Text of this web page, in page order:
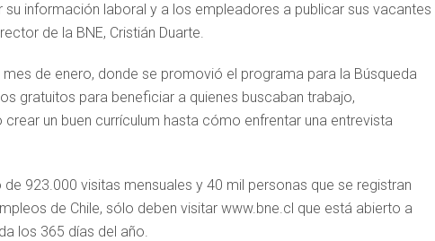
información laboral y a los empleadores a publicar sus vacantes
de la BNE, Cristián Duarte.
de enero, donde se promovió el programa para la Búsqueda
gratuitos para beneficiar a quienes buscaban trabajo,
un buen currículum hasta cómo enfrentar una entrevista
923.000 visitas mensuales y 40 mil personas que se registran
de Chile, sólo deben visitar www.bne.cl que está abierto a
los 365 días del año.